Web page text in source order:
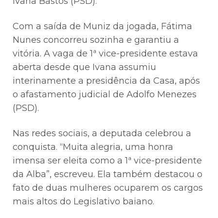
Com a saída de Muniz da jogada, Fátima
Nunes concorreu sozinha e garantiu a
vitória. A vaga de 1ª vice-presidente estava
aberta desde que Ivana assumiu
interinamente a presidência da Casa, após
o afastamento judicial de Adolfo Menezes
(PSD).
Nas redes sociais, a deputada celebrou a
conquista. “Muita alegria, uma honra
imensa ser eleita como a 1ª vice-presidente
da Alba”, escreveu. Ela também destacou o
fato de duas mulheres ocuparem os cargos
mais altos do Legislativo baiano.